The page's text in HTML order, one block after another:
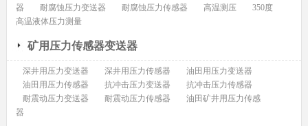
器
耐腐蚀压力变送器 耐腐蚀压力传感器 高温测压
350度
高温液体压力测量
矿用压力传感器变送器
深井用压力变送器 深井用压力传感器
油田用压力变送器
油田用压力传感器
抗冲击压力变送器
抗冲击压力传感器
耐震动压力变送器
耐震动压力传感器
油田矿井用压力传感
器